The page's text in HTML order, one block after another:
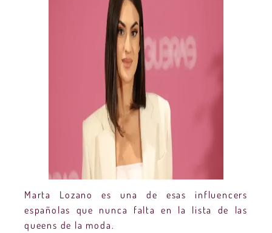
Marta Lozano es una de esas influencers
españolas que nunca falta en la lista de las
queens de la moda.